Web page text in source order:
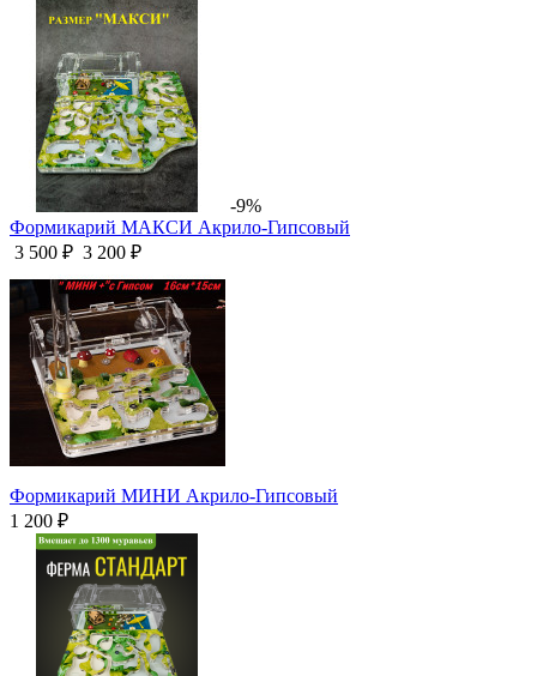
-9%
Формикарий МАКСИ Акрило-Гипсовый
3 500 ₽ 3 200 ₽
Формикарий МИНИ Акрило-Гипсовый
1 200 ₽